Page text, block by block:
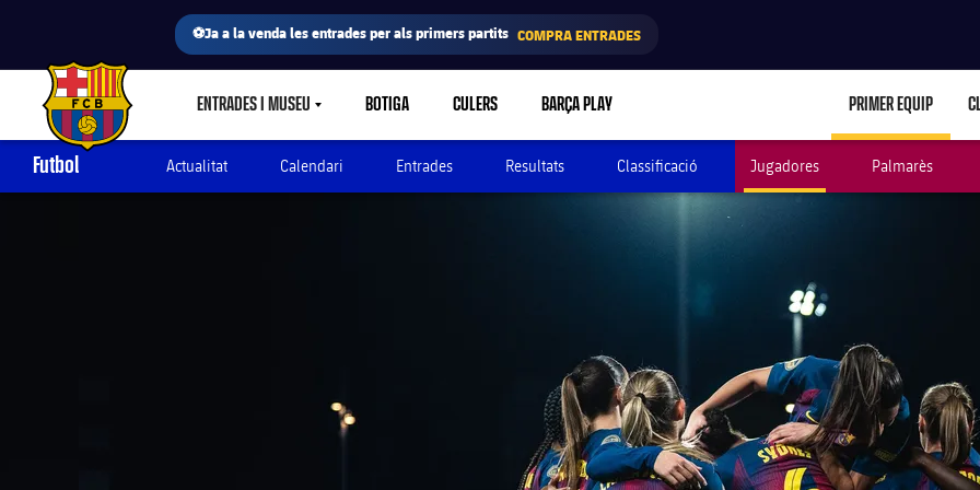
⚽Ja a la venda les entrades per als primers partits COMPRA ENTRADES
FC Barcelona club badge ENTRADES I MUSEULABEL.SHARE.CARETDOWN
BOTIGA CULERS BARÇA PLAY PRIMER EQUIP
Futbol Actualitat Calendari Entrades Resultats Classificació Jugadores Palmarès